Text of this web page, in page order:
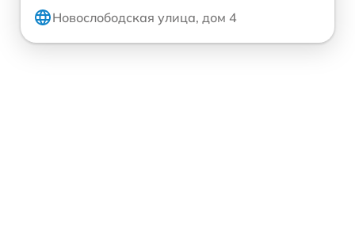
Новослободская улица, дом 4